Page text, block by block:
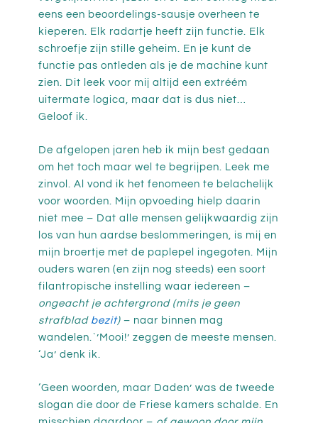
eens een beoordelings-sausje overheen te
kieperen. Elk radartje heeft zijn functie. Elk
schroefje zijn stille geheim. En je kunt de
functie pas ontleden als je de machine kunt
zien. Dit leek voor mij altijd een extréém
uitermate logica, maar dat is dus niet…
Geloof ik.
De afgelopen jaren heb ik mijn best gedaan
om het toch maar wel te begrijpen. Leek me
zinvol. Al vond ik het fenomeen te belachelijk
voor woorden. Mijn opvoeding hielp daarin
niet mee – Dat alle mensen gelijkwaardig zijn
los van hun aardse beslommeringen, is mij en
mijn broertje met de paplepel ingegoten. Mijn
ouders waren (en zijn nog steeds) een soort
filantropische instelling waar iedereen –
ongeacht je achtergrond (mits je geen
strafblad bezit) – naar binnen mag
wandelen.`’Mooi!’ zeggen de meeste mensen.
‘Ja’ denk ik.
‘Geen woorden, maar Daden’ was de tweede
slogan die door de Friese kamers schalde. En